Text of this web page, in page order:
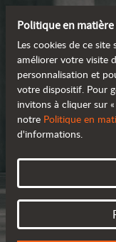
Politique en
Les cookies de ce
améliorer votre visite
personnalisation et
votre dispositif. Pour
invitons à cliquer sur
notre Politique en
d'informations.